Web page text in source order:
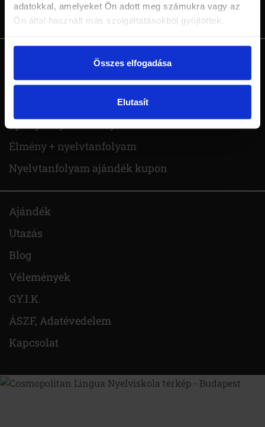
adatokkal, amelyeket Ön adott meg számukra vagy az
Ön által használt más szolgáltatásokból gyűjtöttek.
Összes elfogadása
Elutasít
Jelentkezés
Angol nyelvtanfolyam
Német nyelvtanfolyam
Spanyol nyelvtanfolyam
Élmény + nyelvtanfolyam
Nyelvtanfolyam ajándék kupon
Ajándék
Utazás
Blog
Vélemények
GY.I.K.
ÁSZF, Adatévedelem
Kapcsolat